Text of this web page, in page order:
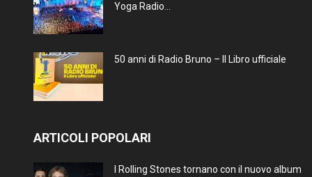
Yoga Radio...
50 anni di Radio Bruno – Il Libro ufficiale
ARTICOLI POPOLARI
I Rolling Stones tornano con il nuovo album